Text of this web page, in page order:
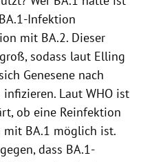
Infektion
mit BA.2. Dieser
sodass laut Elling
Genesene nach
Laut WHO ist
ob eine Reinfektion
BA.1 möglich ist.
dass BA.1-